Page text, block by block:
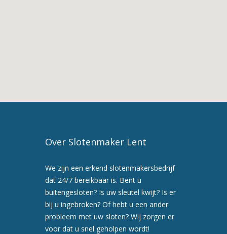
Slotenmaker
afspraak
preventiebezoek
Over Slotenmaker Lent
We zijn een erkend slotenmakersbedrijf
dat 24/7 bereikbaar is. Bent u
buitengesloten? Is uw sleutel kwijt? Is er
bij u ingebroken? Of hebt u een ander
probleem met uw sloten? Wij zorgen er
voor dat u snel geholpen wordt!